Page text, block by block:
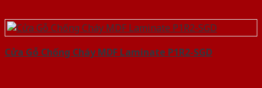
Cửa Gỗ Chống Cháy MDF Laminate P1R2-SGD